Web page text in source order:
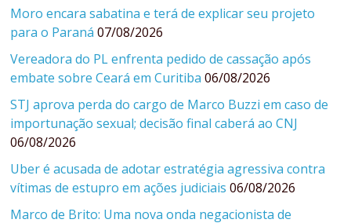
Moro encara sabatina e terá de explicar seu projeto
para o Paraná 07/08/2026
Vereadora do PL enfrenta pedido de cassação após
embate sobre Ceará em Curitiba 06/08/2026
STJ aprova perda do cargo de Marco Buzzi em caso de
importunação sexual; decisão final caberá ao CNJ
06/08/2026
Uber é acusada de adotar estratégia agressiva contra
vítimas de estupro em ações judiciais 06/08/2026
Marco de Brito: Uma nova onda negacionista de